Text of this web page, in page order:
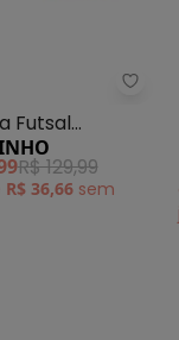
N/D*
(Azul) em
Futsal
(Azul)
R$ 129,99
R$ 36,66 sem